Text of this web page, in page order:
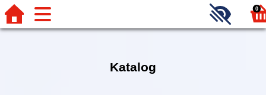
0
Katalog